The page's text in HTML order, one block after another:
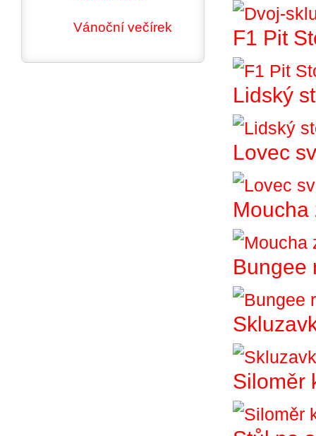
F1 Pit
Lidský
Lovec
Moucha
Bungee
Siloměr
Vánoční večírek